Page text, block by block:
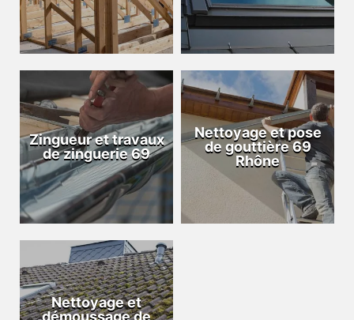
Zingueur et travaux
de zinguerie 69
Nettoyage et pose
de gouttière 69
Rhône
Nettoyage et
démoussage de